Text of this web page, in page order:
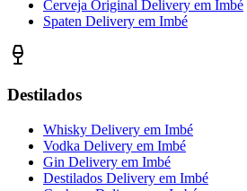
Cerveja Original Delivery em Imbé
Spaten Delivery em Imbé
Destilados
Whisky Delivery em Imbé
Vodka Delivery em Imbé
Gin Delivery em Imbé
Destilados Delivery em Imbé